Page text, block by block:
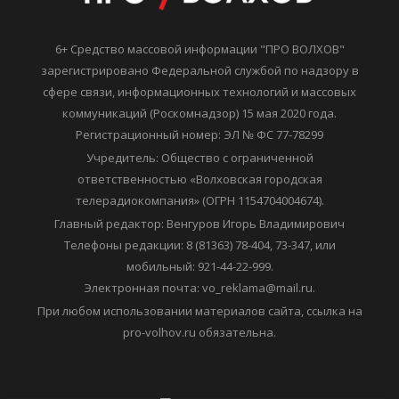
6+ Средство массовой информации "ПРО ВОЛХОВ"
зарегистрировано Федеральной службой по надзору в
сфере связи, информационных технологий и массовых
коммуникаций (Роскомнадзор) 15 мая 2020 года.
Регистрационный номер: ЭЛ № ФС 77-78299
Учредитель: Общество с ограниченной
ответственностью «Волховская городская
телерадиокомпания» (ОГРН 1154704004674).
Главный редактор: Венгуров Игорь Владимирович
Телефоны редакции: 8 (81363) 78-404, 73-347, или
Электронная почта: vo_reklama@mail.ru.